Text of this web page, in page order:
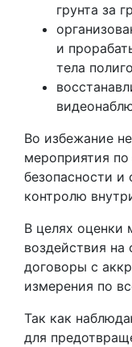
грунта за
и
тела
Во избежание
мероприятия
безопасности и
контролю
В целях оценки
воздействия
договоры с
измерения по
Так как
для